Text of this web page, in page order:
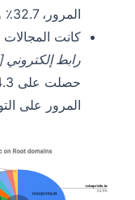
المرور، 32.7٪ و 22٪ على التوالي.
كانت المجالات
رابط
المرور على